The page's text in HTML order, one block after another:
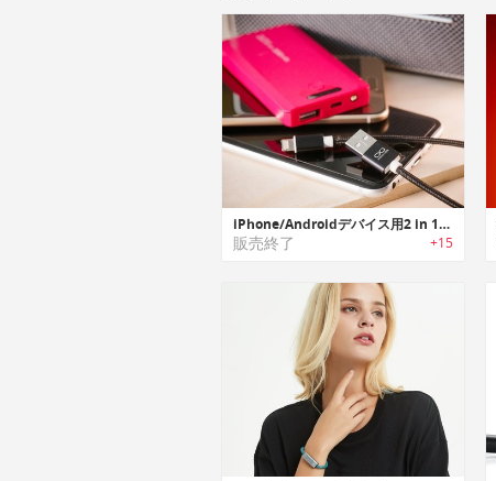
iPhone/Androidデバイス用2 in 1Lightning/マイクロUSBケーブル
販売終了 +15